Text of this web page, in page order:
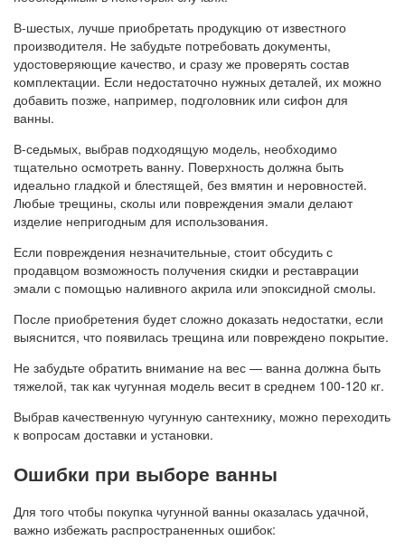
В-шестых, лучше приобретать продукцию от известного
производителя. Не забудьте потребовать документы,
удостоверяющие качество, и сразу же проверять состав
комплектации. Если недостаточно нужных деталей, их можно
добавить позже, например, подголовник или сифон для
ванны.
В-седьмых, выбрав подходящую модель, необходимо
тщательно осмотреть ванну. Поверхность должна быть
идеально гладкой и блестящей, без вмятин и неровностей.
Любые трещины, сколы или повреждения эмали делают
изделие непригодным для использования.
Если повреждения незначительные, стоит обсудить с
продавцом возможность получения скидки и реставрации
эмали с помощью наливного акрила или эпоксидной смолы.
После приобретения будет сложно доказать недостатки, если
выяснится, что появилась трещина или повреждено покрытие.
Не забудьте обратить внимание на вес — ванна должна быть
тяжелой, так как чугунная модель весит в среднем 100-120 кг.
Выбрав качественную чугунную сантехнику, можно переходить
к вопросам доставки и установки.
Ошибки при выборе ванны
Для того чтобы покупка чугунной ванны оказалась удачной,
важно избежать распространенных ошибок: